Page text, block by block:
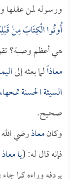
ورسوله لمن عقلها
أُوتُوا الْكِتَابَ مِنْ
هي أعظم وصية؟
معاذاًلما بعثه إلى
السيئة الحسنة
صحيح.
وكانمعاذرضي
فإنه قال له: (يامعاذ